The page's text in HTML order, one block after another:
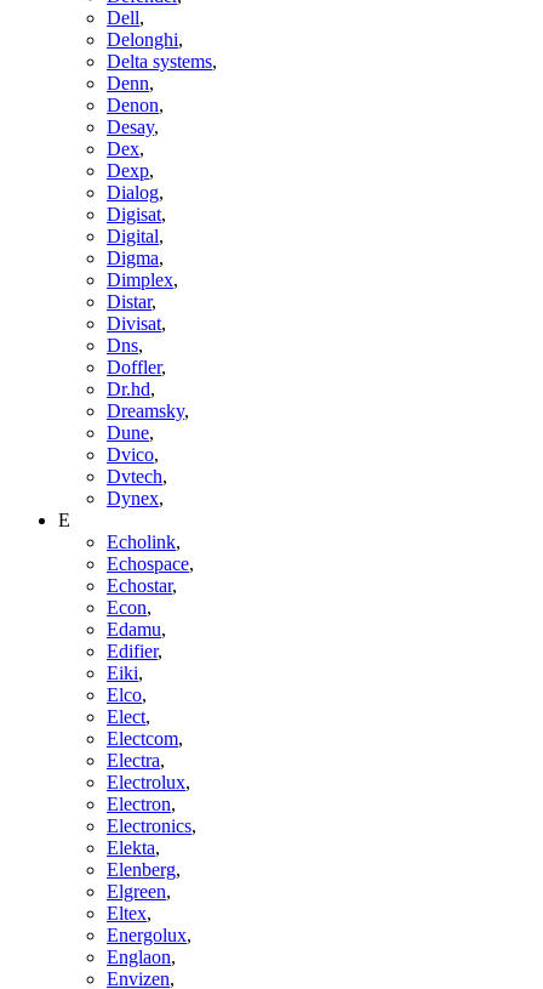
Dell,
Delonghi,
Delta systems,
Denn,
Denon,
Desay,
Dex,
Dexp,
Dialog,
Digisat,
Digital,
Digma,
Dimplex,
Distar,
Divisat,
Dns,
Doffler,
Dr.hd,
Dreamsky,
Dune,
Dvico,
Dvtech,
Dynex,
E
Echolink,
Echospace,
Echostar,
Econ,
Edamu,
Edifier,
Eiki,
Elco,
Elect,
Electcom,
Electra,
Electrolux,
Electron,
Electronics,
Elekta,
Elenberg,
Elgreen,
Eltex,
Energolux,
Englaon,
Envizen,